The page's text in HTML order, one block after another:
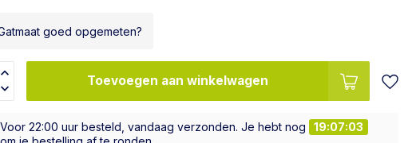
goed opgemeten?
Toevoegen aan winkelwagen
Voor 22:00 uur besteld, vandaag verzonden. Je hebt nog
19:07:02